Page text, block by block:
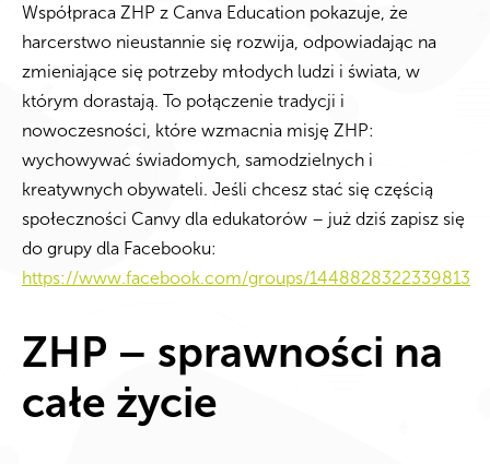
Współpraca ZHP z Canva Education pokazuje, że
harcerstwo nieustannie się rozwija, odpowiadając na
zmieniające się potrzeby młodych ludzi i świata, w
którym dorastają. To połączenie tradycji i
nowoczesności, które wzmacnia misję ZHP:
wychowywać świadomych, samodzielnych i
kreatywnych obywateli. Jeśli chcesz stać się częścią
społeczności Canvy dla edukatorów – już dziś zapisz się
do grupy dla Facebooku:
https://www.facebook.com/groups/1448828322339813
ZHP – sprawności na
całe życie